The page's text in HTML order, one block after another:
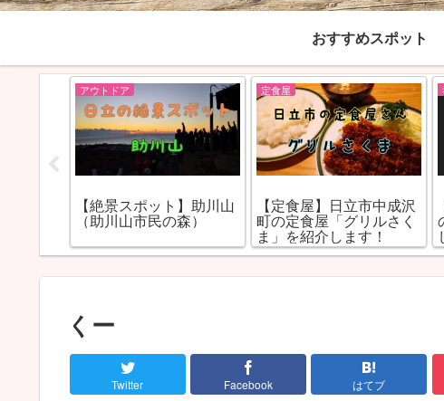
おすすめスポット
ト】助川山
定食屋
【定食屋】日立市中成沢
町の定食屋「グリルさく
ま」を紹介します！
呑み屋
【居酒屋】日立市鹿島
の居酒屋、新橋をご紹
します！
くー
Twitter Facebook はてブ